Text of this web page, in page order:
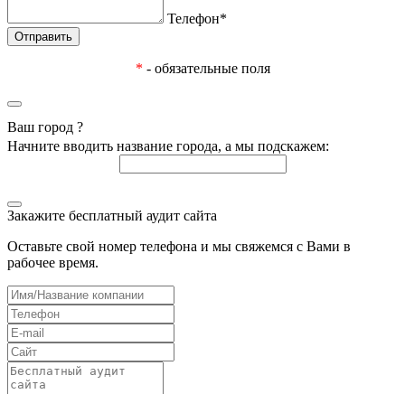
Телефон*
* - обязательные поля
Ваш город ?
Начните вводить название города, а мы подскажем:
Закажите бесплатный аудит сайта
Оставьте свой номер телефона и мы свяжемся с Вами в
рабочее время.